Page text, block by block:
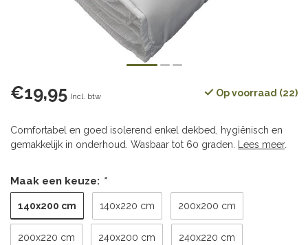
€19,95 Incl. btw Op voorraad (22)
Comfortabel en goed isolerend enkel dekbed, hygiënisch en
gemakkelijk in onderhoud. Wasbaar tot 60 graden.
Lees meer.
Maak een keuze: *
140x200 cm 140x220 cm 200x200 cm
200x220 cm 240x200 cm 240x220 cm